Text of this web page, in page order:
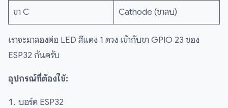
ขา C Cathode (ขาลบ)
เราจะมาลองต่อ LED สีแดง 1 ดวง เข้ากับขา GPIO 23 ของ
ESP32 กันครับ
อุปกรณ์ที่ต้องใช้:
บอร์ด ESP32